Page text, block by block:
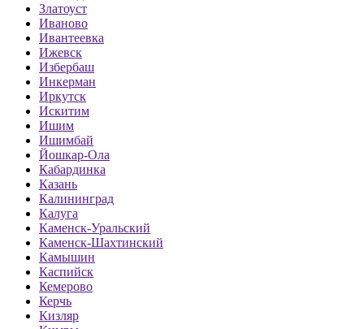
Златоуст
Иваново
Ивантеевка
Ижевск
Избербаш
Инкерман
Иркутск
Искитим
Ишим
Ишимбай
Йошкар-Ола
Кабардинка
Казань
Калининград
Калуга
Каменск-Уральский
Каменск-Шахтинский
Камышин
Каспийск
Кемерово
Керчь
Кизляр